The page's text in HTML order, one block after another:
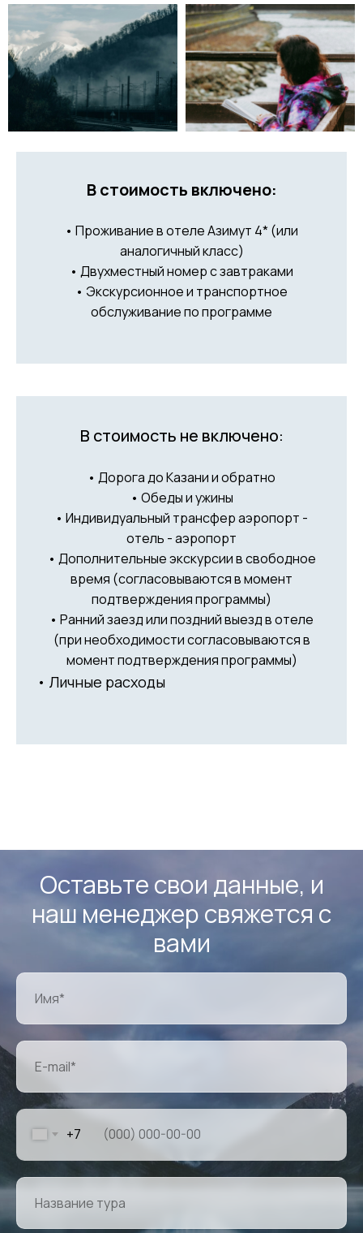
В стоимость включено:
• Проживание в отеле Азимут 4* (или
аналогичный класс)
• Двухместный номер с завтраками
• Экскурсионное и транспортное
обслуживание по программе
В стоимость не включено:
• Дорога до Казани и обратно
• Обеды и ужины
• Индивидуальный трансфер аэропорт -
отель - аэропорт
• Дополнительные экскурсии в свободное
время (согласовываются в момент
подтверждения программы)
• Ранний заезд или поздний выезд в отеле
(при необходимости согласовываются в
момент подтверждения программы)
• Личные расходы
Оставьте свои данные, и
наш менеджер свяжется с
вами
+7